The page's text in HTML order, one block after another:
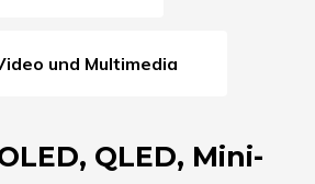
Video und Multimedia
QLED, Mini-